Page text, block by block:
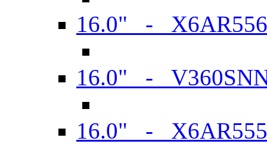
16.0" -
16.0" -
16.0" -